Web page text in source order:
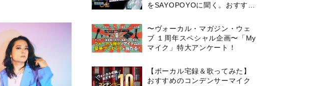
をSAYOPOYOに聞く。おすすめ
〜ヴォーカル・マガジン・ウェ
ブ １周年スペシャル企画〜「My
マイク」特大アンケート！
【ボーカル宅録＆歌ってみた】
おすすめのコンデンサーマイク